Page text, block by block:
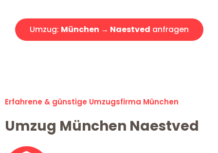
Umzug: München → Naestved anfragen
Erfahrene & günstige Umzugsfirma München
Umzug München Naestved